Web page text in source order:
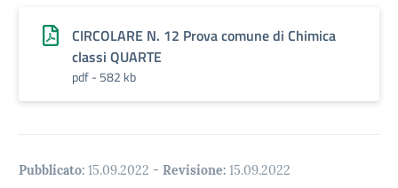
CIRCOLARE N. 12 Prova comune di Chimica
classi QUARTE
pdf - 582 kb
Pubblicato: 15.09.2022 - Revisione: 15.09.2022